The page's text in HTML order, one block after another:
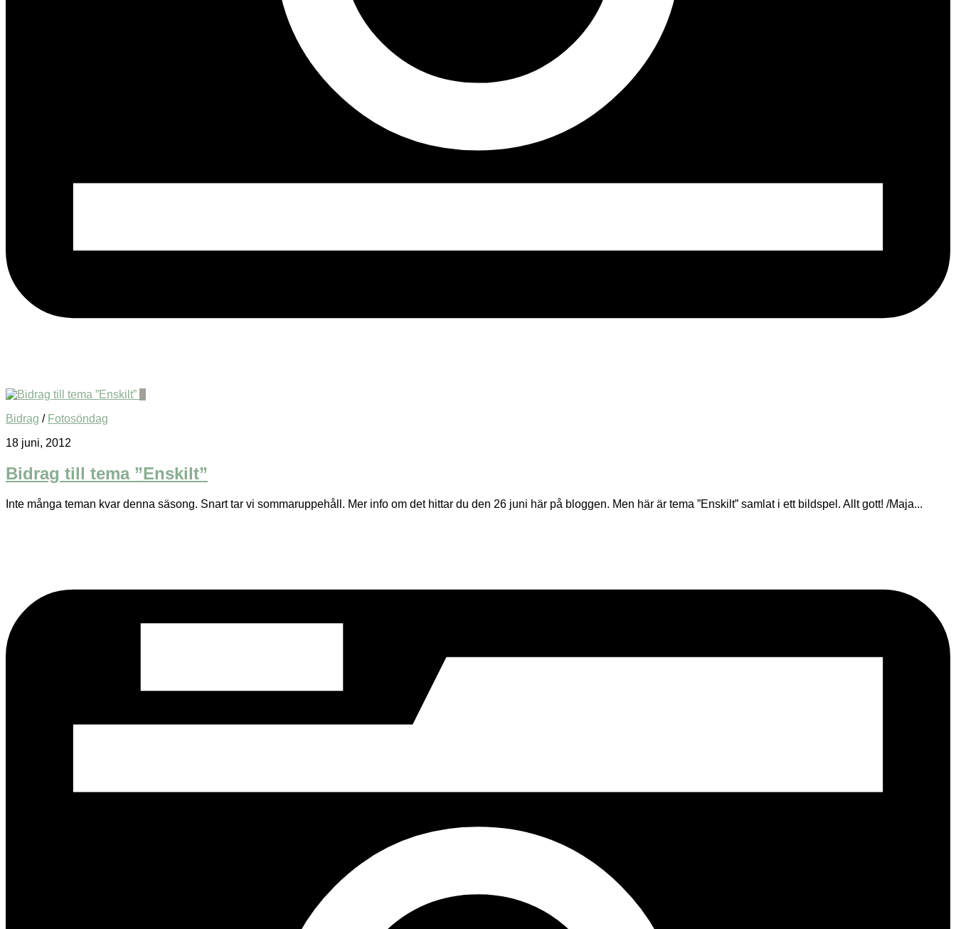
0
Bidrag / Fotosöndag
18 juni, 2012
Bidrag till tema ”Enskilt”
Inte många teman kvar denna säsong. Snart tar vi sommaruppehåll. Mer info om det hittar du den 26 juni här på bloggen. Men här är tema ”Enskilt” samlat i ett bildspel. Allt gott! /Maja...